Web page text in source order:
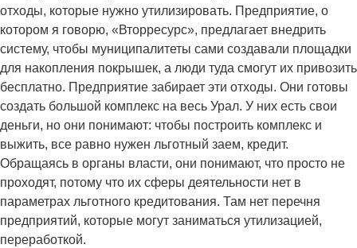
отходы, которые нужно утилизировать. Предприятие, о
котором я говорю, «Вторресурс», предлагает внедрить
систему, чтобы муниципалитеты сами создавали площадки
для накопления покрышек, а люди туда смогут их привозить
бесплатно. Предприятие забирает эти отходы. Они готовы
создать большой комплекс на весь Урал. У них есть свои
деньги, но они понимают: чтобы построить комплекс и
выжить, все равно нужен льготный заем, кредит.
Обращаясь в органы власти, они понимают, что просто не
проходят, потому что их сферы деятельности нет в
параметрах льготного кредитования. Там нет перечня
предприятий, которые могут заниматься утилизацией,
переработкой.